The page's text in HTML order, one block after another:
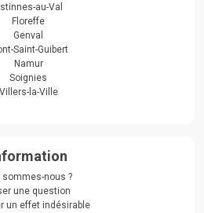
au-Val
Floreffe
Genval
Saint-Guibert
Namur
Soignies
Villers-la-Ville
sommes-nous ?
une question
un effet indésirable